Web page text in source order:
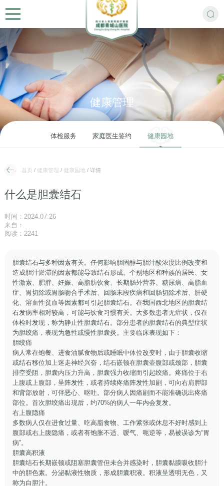
健康管理
体检服务 家庭医生签约 健康园地
首页 / 健康管理 / 健康园地 / 详情
什么是胆囊结石
时间：2024.07.26
来自：
阅读：2241
胆囊结石与多种因素有关。任何影响胆固醇与胆汁酸浓度比例改变和
造成胆汁淤滞的因素都能导致结石形成。个别地区和种族的居民、女
性激素、肥胖、妊娠、高脂肪饮食、长期肠外营养、糖尿病、高脂血
症、胃切除或胃肠吻合手术后、回肠末段疾病和回肠切除术后、肝硬
化、溶血性贫血等因素都可引起胆囊结石。在我国西北地区的胆囊结
石发病率相对较高，可能与饮食习惯有关。大多数患者无症状，仅在
体检时发现，称为静止性胆囊结石。部分患者的胆囊结石的典型症状
为胆绞痛，表现为急性或慢性胆囊炎。主要临床表现如下：
胆绞痛
病人常在饱餐、进食油腻食物后或睡眠中体位改变时，由于胆囊收缩
或结石移位加上迷走神经兴奋，结石嵌顿在胆囊壶腹部或颈部，胆囊
排空受阻，胆囊内压力升高，胆囊强力收缩而引起绞痛。疼痛位于右
上腹或上腹部，呈阵发性，或者持续疼痛阵发性加剧，可向右肩胛部
和背部放射，可伴恶心、呕吐。部分病人因痛剧而不能准确说出疼痛
部位。首次胆绞痛出现后，约70%的病人一年内会复发。
右上腹隐痛
多数病人仅在进食过量、吃高脂食物、工作紧张或休息不好时感到上
腹部或右上腹隐痛，或者有饱胀不适、嗳气、呃逆等，易被误诊为“胃
病”。
胆囊高积液
胆囊结石长期嵌顿或阻塞胆囊管但未合并感染时，胆囊黏膜吸收胆汁
中的胆色素。分泌黏液性物质，形成胆囊积液。积液呈透明无色，又
称为白胆汁。